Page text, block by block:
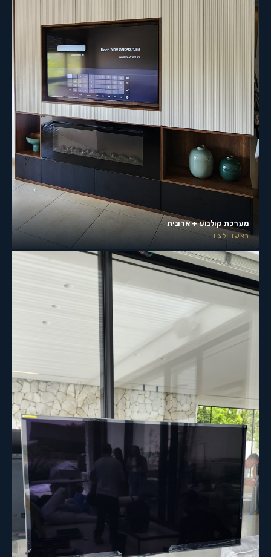
מערכת קולנוע + ארונית
ראשון לציון